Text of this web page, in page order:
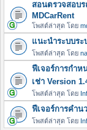
สอนตรวจสอบร
MDCarRent
โพสต์ล่าสุด โดย
แนะนำระบบระ
โพสต์ล่าสุด โดย
ฟีเจอร์การกำ
เช่า Version
โพสต์ล่าสุด โดย
ฟีเจอร์การคำน
โพสต์ล่าสุด โดย